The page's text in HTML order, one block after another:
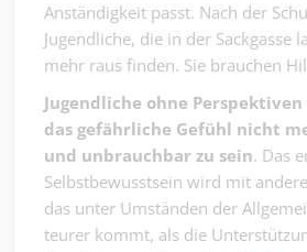
Anständigkeit passt. Nach der
Jugendliche, die in der Sackgasse
mehr raus finden. Sie brauchen
Jugendliche ohne
das gefährliche Gefühl nicht
und unbrauchbar zu sein. Das
Selbstbewusstsein wird mit
das unter Umständen der
teurer kommt, als die